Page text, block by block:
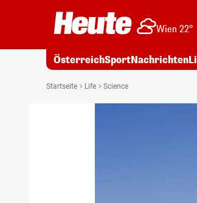
Wien 22°
ÖsterreichSportNachrichten
Startseite Life Science